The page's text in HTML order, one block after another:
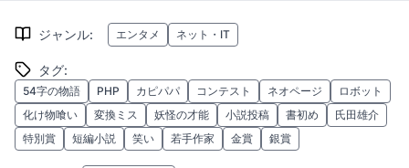
ジャンル: エンタメ ネット・IT
タグ:
54字の物語 PHP カピパパ コンテスト ネオページ
ロボット
化け物喰い
変換ミス 妖怪の才能 小説投稿 書初め
氏田雄介
特別賞
短編小説 笑い 若手作家 金賞 銀賞